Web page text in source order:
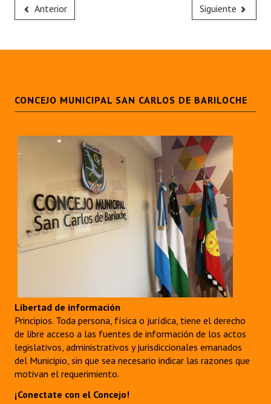
Anterior Siguiente
CONCEJO MUNICIPAL SAN CARLOS DE BARILOCHE
Libertad de información
Principios. Toda persona, física o jurídica, tiene el derecho
de libre acceso a las fuentes de información de los actos
legislativos, administrativos y jurisdiccionales emanados
del Municipio, sin que sea necesario indicar las razones que
motivan el requerimiento.
¡Conectate con el Concejo!